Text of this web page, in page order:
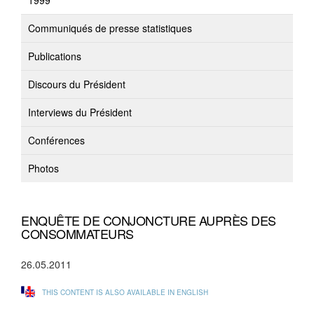
Communiqués de presse statistiques
Publications
Discours du Président
Interviews du Président
Conférences
Photos
ENQUÊTE DE CONJONCTURE AUPRÈS DES
CONSOMMATEURS
26.05.2011
THIS CONTENT IS ALSO AVAILABLE IN ENGLISH